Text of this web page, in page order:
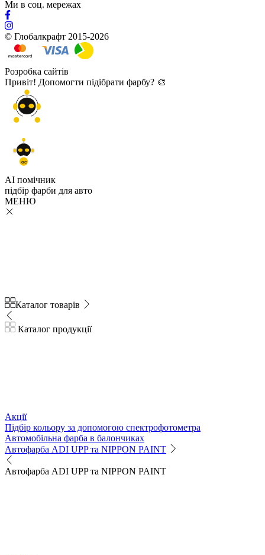
Ми в соц. мережах
© Глобалкрафт 2015-2026
Розробка сайтів
Привіт! Допомогти підібрати фарбу? 🎨
GC
AI помічник
підбір фарби для авто
МЕНЮ
Каталог товарів
Каталог продукції
Акції
Підбір кольору за допомогою спектрофотометра
Автомобільна фарба в балончиках
Автофарба ADI UPP та NIPPON PAINT
Автофарба ADI UPP та NIPPON PAINT